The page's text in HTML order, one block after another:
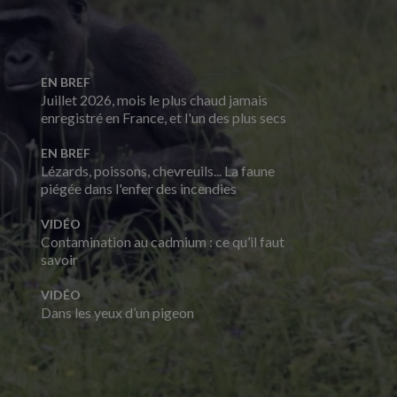
EN BREF
Juillet 2026, mois le plus chaud jamais
enregistré en France, et l'un des plus secs
EN BREF
Lézards, poissons, chevreuils... La faune
piégée dans l'enfer des incendies
VIDÉO
Contamination au cadmium : ce qu’il faut
savoir
VIDÉO
Dans les yeux d’un pigeon